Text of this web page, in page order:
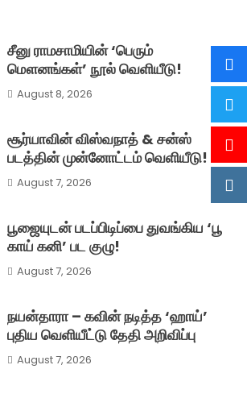
சீனு ராமசாமியின் ‘பெரும்
மௌனங்கள்’ நூல் வெளியீடு!
August 8, 2026
சூர்யாவின் விஸ்வநாத் & சன்ஸ்
படத்தின் முன்னோட்டம் வெளியீடு!
August 7, 2026
பூஜையுடன் படப்பிடிப்பை துவங்கிய ‘பூ
காய் கனி’ பட குழு!
August 7, 2026
நயன்தாரா – கவின் நடித்த ‘ஹாய்’
புதிய வெளியீட்டு தேதி அறிவிப்பு
August 7, 2026